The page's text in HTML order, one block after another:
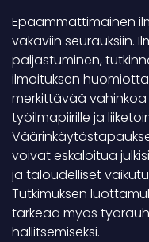
Epäammattimainen
vakaviin seurauksiin.
paljastuminen,
ilmoituksen
merkittävää vahinkoa
työilmapiirille ja
voivat eskaloitua
ja taloudelliset
Tutkimuksen
tärkeää myös
hallitsemiseksi.